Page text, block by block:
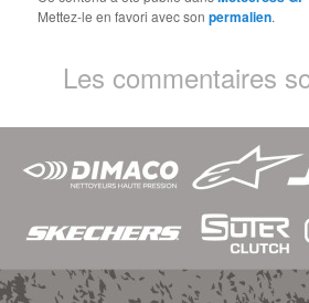
Mettez-le en favori avec sonpermalien.
Les commentaires